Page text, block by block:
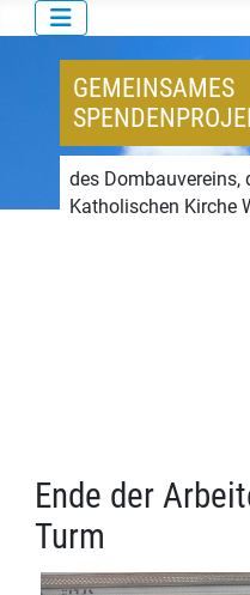
GEMEINSAMES
des Dombauvereins,
Katholischen Kirche
Ende der
Turm